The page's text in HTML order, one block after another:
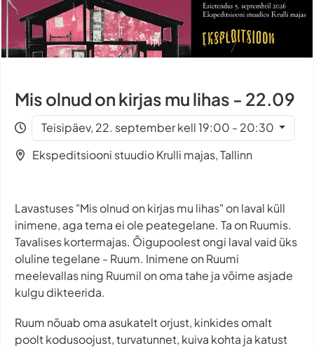
Mis olnud on kirjas mu lihas - 22.09
Teisipäev, 22. september kell 19:00 - 20:30
Ekspeditsiooni stuudio Krulli majas, Tallinn
Lavastuses "Mis olnud on kirjas mu lihas" on laval küll
inimene, aga tema ei ole peategelane. Ta on Ruumis.
Tavalises kortermajas. Õigupoolest ongi laval vaid üks
oluline tegelane - Ruum. Inimene on Ruumi
meelevallas ning Ruumil on oma tahe ja võime asjade
kulgu dikteerida.
Ruum nõuab oma asukatelt orjust, kinkides omalt
poolt kodusoojust, turvatunnet, kuiva kohta ja katust